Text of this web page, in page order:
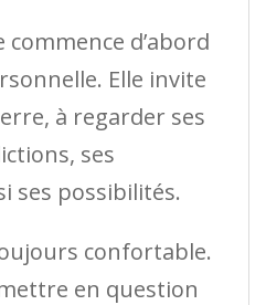
d’abord
Elle invite
à regarder ses
ses
ses possibilités.
confortable.
en question